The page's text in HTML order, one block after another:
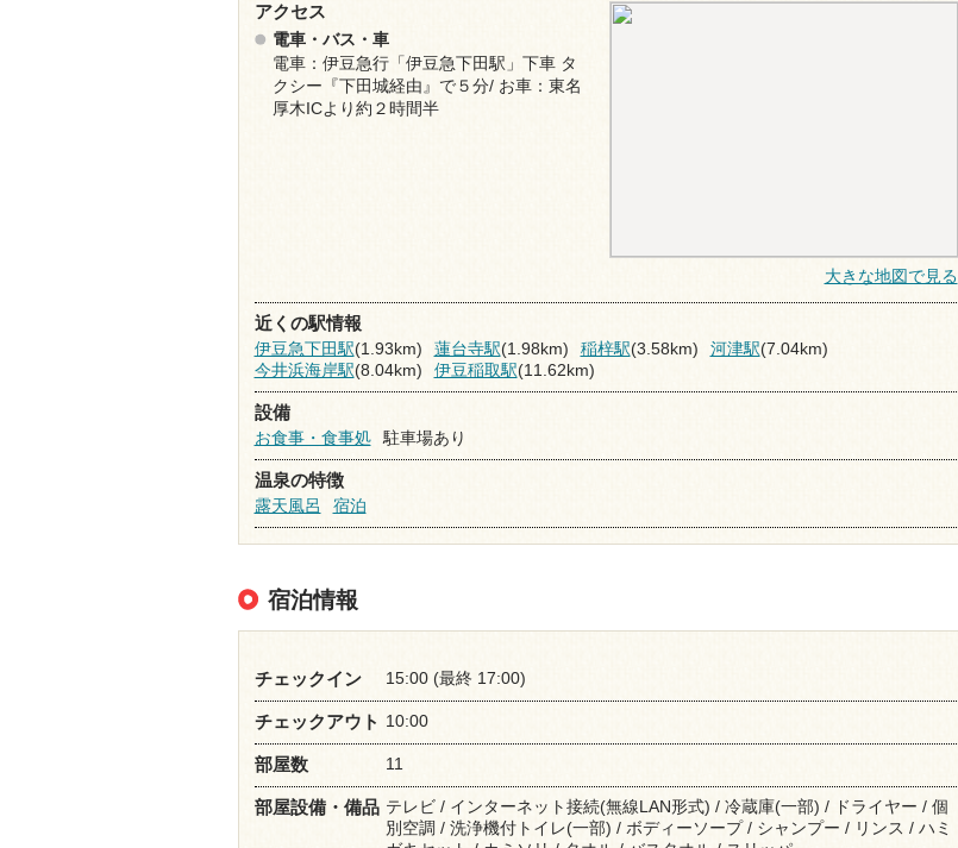
アクセス
電車・バス・車
電車：伊豆急行「伊豆急下田駅」下車 タ
クシー『下田城経由』で５分/ お車：東名
厚木ICより約２時間半
大きな地図で見る
近くの駅情報
伊豆急下田駅(1.93km) 蓮台寺駅(1.98km) 稲梓駅(3.58km) 河津駅(7.04km)
今井浜海岸駅(8.04km) 伊豆稲取駅(11.62km)
設備
お食事・食事処
駐車場あり
温泉の特徴
露天風呂
宿泊
宿泊情報
チェックイン 15:00 (最終 17:00)
チェックアウト 10:00
部屋数 11
部屋設備・備品 テレビ / インターネット接続(無線LAN形式) / 冷蔵庫(一部) / ドライヤー / 個
別空調 / 洗浄機付トイレ(一部) / ボディーソープ / シャンプー / リンス / ハミ